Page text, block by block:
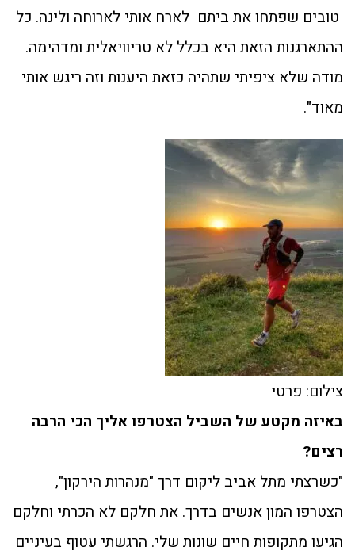
טובים שפתחו את ביתם לארח אותי לארוחה ולינה. כל
ההתארגנות הזאת היא בכלל לא טריוויאלית ומדהימה.
מודה שלא ציפיתי שתהיה כזאת היענות וזה ריגש אותי
מאוד".
צילום: פרטי
באיזה מקטע של השביל הצטרפו אליך הכי הרבה
רצים?
"כשרצתי מתל אביב ליקום דרך "מנהרות הירקון",
הצטרפו המון אנשים בדרך. את חלקם לא הכרתי וחלקם
הגיעו מתקופות חיים שונות שלי. הרגשתי עטוף בעיניים